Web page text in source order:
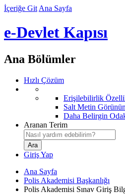
İçeriğe Git Ana Sayfa
e-Devlet Kapısı
Ana Bölümler
Hızlı Çözüm
Erişilebilirlik
Salt Metin
Daha Belirgin
Aranan Terim
Giriş Yap
Ana Sayfa
Polis Akademisi Başkanlığı
Polis Akademisi Sınav Giriş